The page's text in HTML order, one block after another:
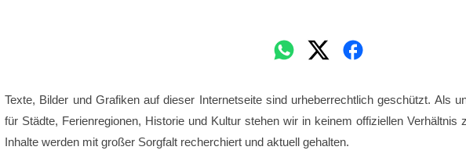
Texte, Bilder und Grafiken auf dieser Internetseite sind urheberrechtlich geschützt. Als
für Städte, Ferienregionen, Historie und Kultur stehen wir in keinem offiziellen Verhältnis
Inhalte werden mit großer Sorgfalt recherchiert und aktuell gehalten.